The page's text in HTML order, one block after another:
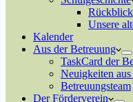
Unsere
Kalender
Aus der Betreuung
TaskCard der
Neuigkeiten
Betreuungsteam
Der Förderverein